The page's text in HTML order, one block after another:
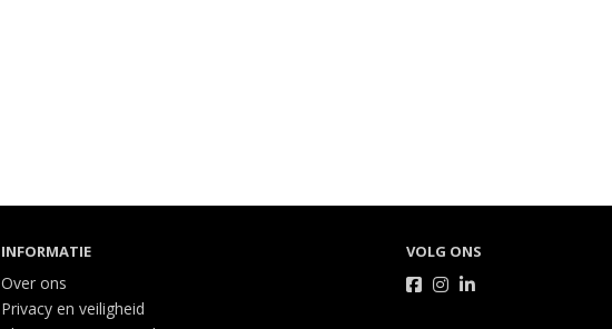
INFORMATIE
Over ons
Privacy en veiligheid
VOLG ONS